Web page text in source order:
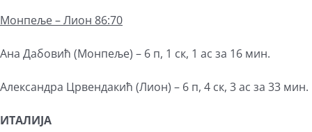
Монпеље – Лион 86:70
Ана Дабовић (Монпеље) – 6 п, 1 ск, 1 ас за 16 мин.
Александра Црвендакић (Лион) – 6 п, 4 ск, 3 ас за 33 мин.
ИТАЛИЈА